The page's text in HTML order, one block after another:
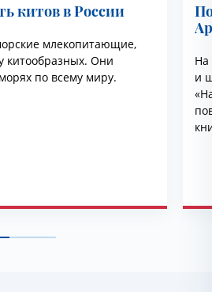
китов в России
млекопитающие,
китообразных. Они
по всему миру.
На
и